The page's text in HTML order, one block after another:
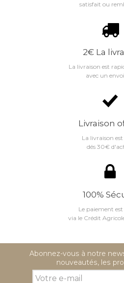
satisfait ou
2€ La
La livraison est
avec un
Livraison
La livraison
dés 30€
100%
Le paiement est
via le Crédit
Abonnez-vous à notre
nouveautés, les